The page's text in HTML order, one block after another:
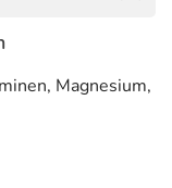
Magnesium,